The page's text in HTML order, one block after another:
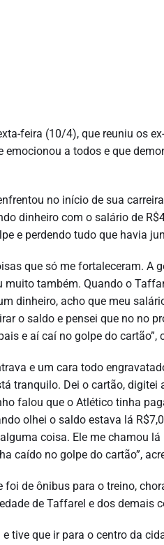
feira (10/4), que reuniu os
a todos e que
no início de sua
dinheiro com o salário de
e perdendo tudo que havia
que só me fortaleceram. A
também. Quando o
dinheiro, acho que meu
o saldo e pensei que no no
e aí caí no golpe do cartão”,
e um cara todo
tranquilo. Dei o cartão, digitei
falou que o Atlético tinha
olhei o saldo estava lá
coisa. Ele me chamou
caído no golpe do cartão”,
foi de ônibus para o treino,
de Taffarel e dos demais
tive que ir para o centro da